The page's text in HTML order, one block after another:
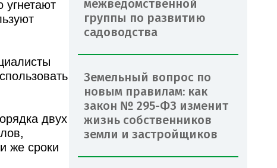
угнетают
двух
же сроки
межведомственной
группы по развитию
садоводства
Земельный вопрос по
новым правилам: как
закон № 295-ФЗ изменит
жизнь собственников
земли и застройщиков